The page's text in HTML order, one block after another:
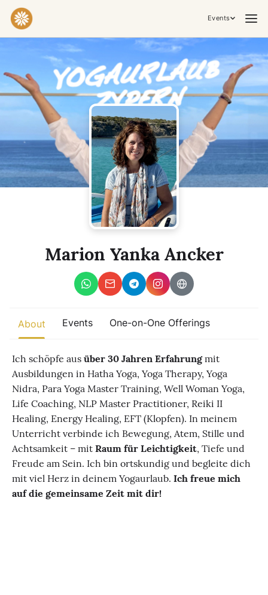
Events
Practices & Inner Work
Yoga
Meditation
Breathwork
Embodiment
Tantra
Ceremony, Music & Movement
Kirtan
Sound Healing
Cacao Ceremony
Retreat
Festival
world wide
A global view of gatherings where connection, presence, and
growth are actively unfolding.
Marion Yanka Ancker
About Events One-on-One Offerings
Ich schöpfe aus über 30 Jahren Erfahrungmit
Ausbildungen in Hatha Yoga, Yoga Therapy, Yoga
Nidra, Para Yoga Master Training, Well Woman Yoga,
Life Coaching, NLP Master Practitioner, Reiki II
Healing, Energy Healing, EFT (Klopfen). In meinem
Unterricht verbinde ich Bewegung, Atem, Stille und
Achtsamkeit – mit Raum für Leichtigkeit, Tiefe und
Freude am Sein. Ich bin ortskundig und begleite dich
mit viel Herz in deinem Yogaurlaub. Ich freue mich
auf die gemeinsame Zeit mit dir!